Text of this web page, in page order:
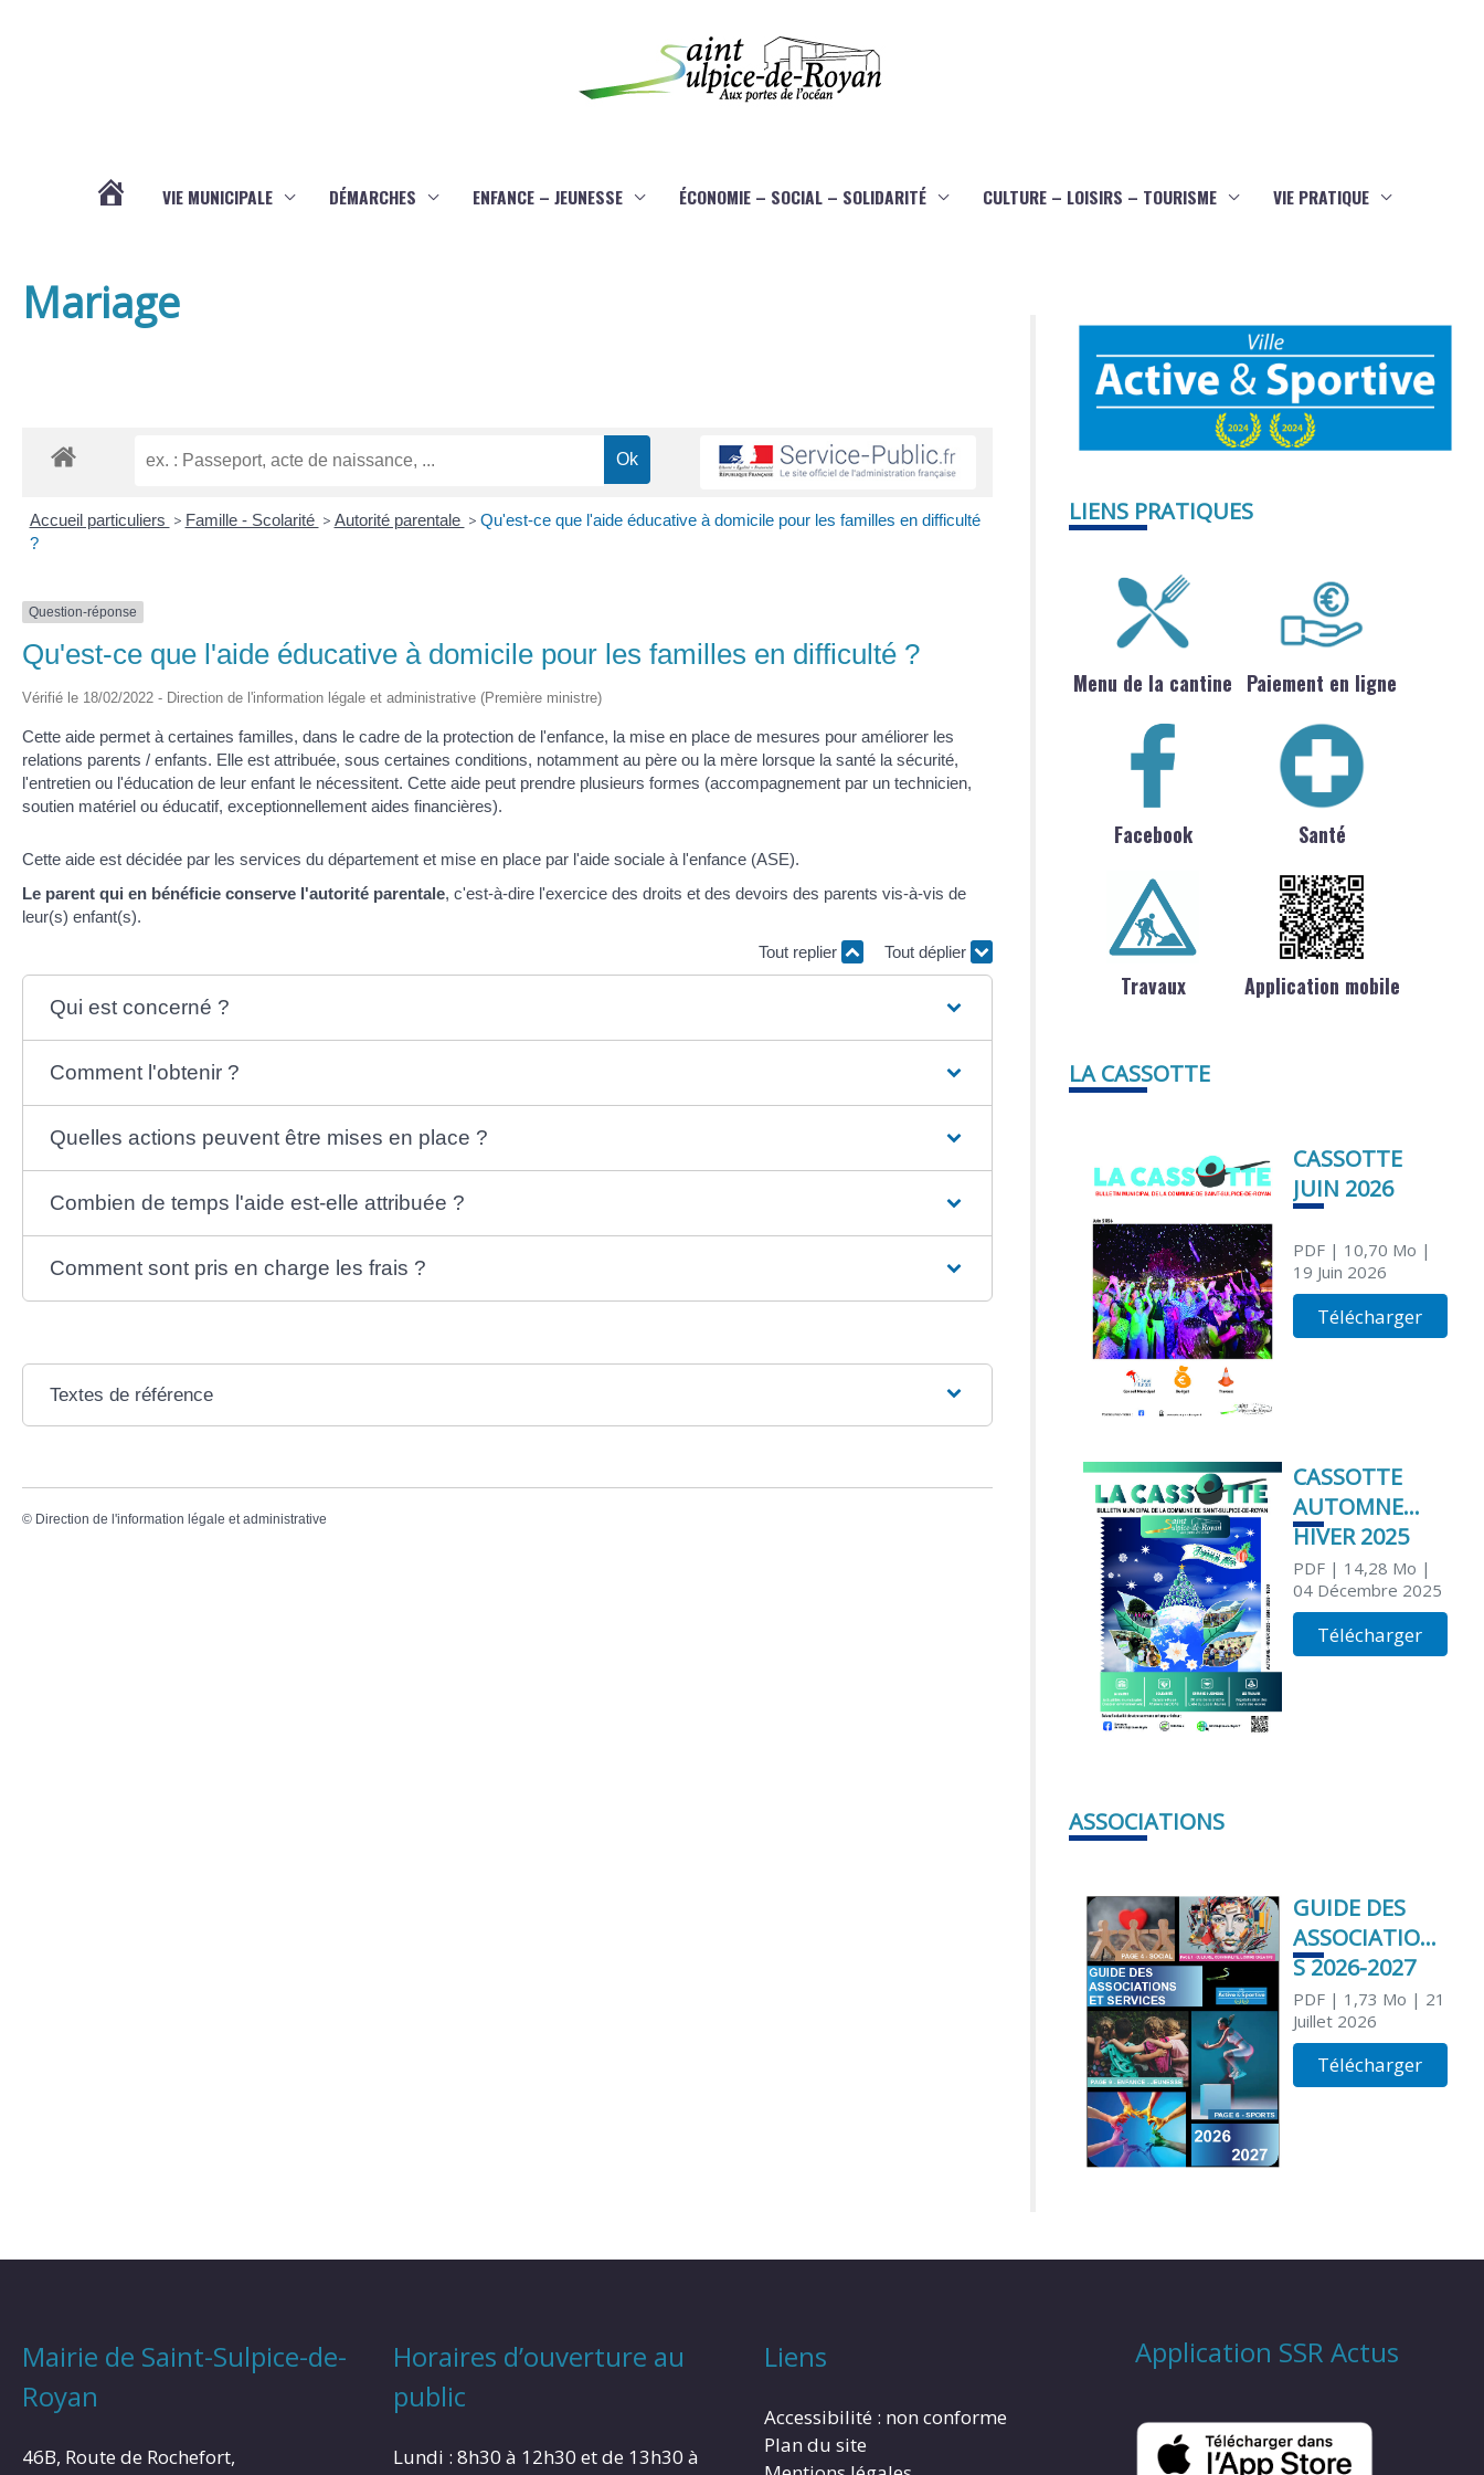
VIE MUNICIPALE DÉMARCHES ENFANCE – JEUNESSE ÉCONOMIE – SOCIAL – SOLIDARITÉ CULTURE – LOISIRS – TOURISME VIE PRATIQUE
Mariage
Accueil particuliers > Famille - Scolarité > Autorité parentale > Qu'est-ce que l'aide éducative à domicile pour les familles en difficulté
?
Question-réponse
Qu'est-ce que l'aide éducative à domicile pour les familles en difficulté ?
Vérifié le 18/02/2022 - Direction de l'information légale et administrative (Première ministre)
Cette aide permet à certaines familles, dans le cadre de la protection de l'enfance, la mise en place de mesures pour améliorer les
relations parents / enfants. Elle est attribuée, sous certaines conditions, notamment au père ou la mère lorsque la santé la sécurité,
l'entretien ou l'éducation de leur enfant le nécessitent. Cette aide peut prendre plusieurs formes (accompagnement par un technicien,
soutien matériel ou éducatif, exceptionnellement aides financières).
Cette aide est décidée par les services du département et mise en place par l'aide sociale à l'enfance (ASE).
Le parent qui en bénéficie conserve l'autorité parentale, c'est-à-dire l'exercice des droits et des devoirs des parents vis-à-vis de
leur(s) enfant(s).
Tout replier
Tout déplier
Qui est concerné ?
Comment l'obtenir ?
Quelles actions peuvent être mises en place ?
Combien de temps l'aide est-elle attribuée ?
Comment sont pris en charge les frais ?
Textes de référence
© Direction de l'information légale et administrative
LIENS PRATIQUES
Menu de la cantine Paiement en ligne
Facebook Santé
Travaux Application mobile
LA CASSOTTE
CASSOTTE
JUIN 2026
PDF| 10,70 Mo |
19 Juin 2026
Télécharger
CASSOTTE
AUTOMNE
HIVER 2025
PDF| 14,28 Mo |
04 Décembre 2025
Télécharger
ASSOCIATIONS
GUIDE DES
ASSOCIATION
S 2026-2027
PDF| 1,73 Mo | 21
Juillet 2026
Télécharger
Mairie de Saint-Sulpice-de-
Royan
46B, Route de Rochefort,
Horaires d’ouverture au
public
Lundi : 8h30 à 12h30 et de 13h30 à
Liens
Accessibilité : non conforme
Plan du site
Application SSR Actus